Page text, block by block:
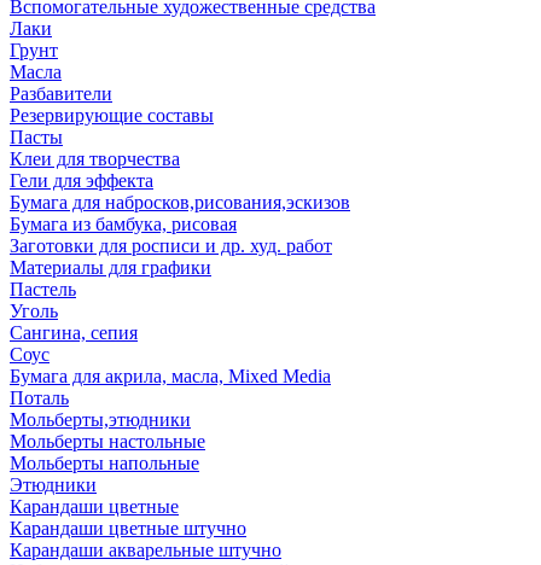
Вспомогательные художественные средства
Лаки
Грунт
Масла
Разбавители
Резервирующие составы
Пасты
Клеи для творчества
Гели для эффекта
Бумага для набросков,рисования,эскизов
Бумага из бамбука, рисовая
Заготовки для росписи и др. худ. работ
Материалы для графики
Пастель
Уголь
Сангина, сепия
Соус
Бумага для акрила, масла, Mixed Media
Поталь
Мольберты,этюдники
Мольберты настольные
Мольберты напольные
Этюдники
Карандаши цветные
Карандаши цветные штучно
Карандаши акварельные штучно